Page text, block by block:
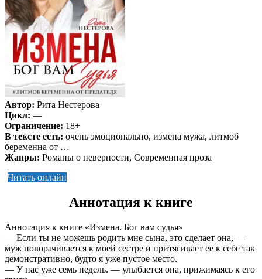
Автор: Рита Нестерова
Цикл: —
Ограничение: 18+
В тексте есть: очень эмоционально, измена мужа, литмоб
беременна от …
Жанры: Романы о неверности, Современная проза
Читать онлайн
Аннотация к книге
Аннотация к книге «Измена. Бог вам судья»
— Если ты не можешь родить мне сына, это сделает она, —
муж поворачивается к моей сестре и притягивает ее к себе так
демонстративно, будто я уже пустое место.
— У нас уже семь недель. — улыбается она, прижимаясь к его